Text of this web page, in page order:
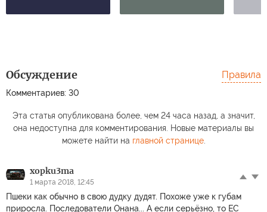
Обсуждение
Комментариев: 30
Правила
Эта статья опубликована более, чем 24 часа назад, а значит,
она недоступна для комментирования. Новые материалы вы
можете найти на главной странице.
xopku3ma
1 марта 2018, 12:45
Пшеки как обычно в свою дудку дудят. Похоже уже к губам
приросла. Последователи Онана... А если серьёзно, то ЕС